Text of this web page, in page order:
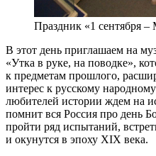
Праздник «1 сентября
В этот день приглашаем на
«Утка в руке, на поводке»,
к предметам прошлого,
интерес к русскому
любителей истории ждем на
помнит вся Россия про день
пройти ряд испытаний,
и окунутся в эпоху XIX века.